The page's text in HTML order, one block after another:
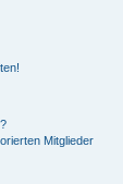
Mitglieder